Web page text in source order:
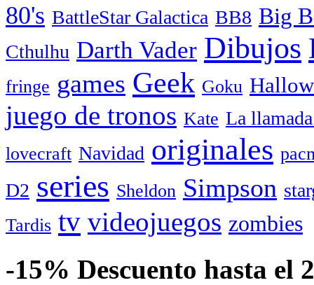
80's BattleStar Galactica BB8 Big
Cthulhu Darth Vader Dibujos
fringe games Geek Goku
juego de tronos Kate La
lovecraft Navidad originales
D2 series Sheldon Simpson
Tardis tv videojuegos zombies
-15% Descuento hasta el